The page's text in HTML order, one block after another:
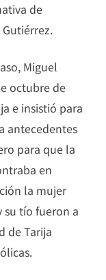
de
Miguel
octubre de
e insistió para
antecedentes
para que la
en
la mujer
su tío fueron a
de Tarija